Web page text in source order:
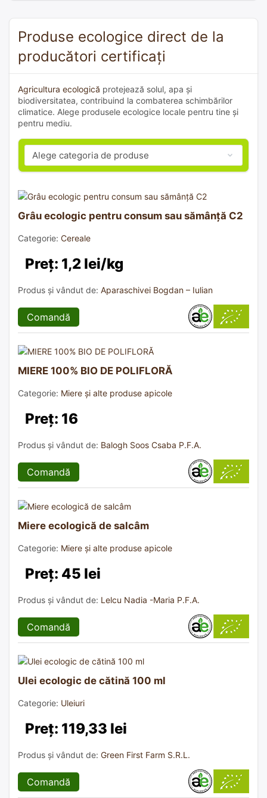
Produse ecologice direct de la
producători certificați
Agricultura ecologică protejează solul, apa și
biodiversitatea, contribuind la combaterea schimbărilor
climatice. Alege produsele ecologice locale pentru tine și
pentru mediu.
Grâu ecologic pentru consum sau sămânță C2
Categorie: Cereale
Preț: 1,2 lei/kg
Produs și vândut de: Aparaschivei Bogdan – Iulian
Comandă
MIERE 100% BIO DE POLIFLORĂ
Categorie: Miere și alte produse apicole
Preț: 16
Produs și vândut de: Balogh Soos Csaba P.F.A.
Comandă
Miere ecologică de salcâm
Categorie: Miere și alte produse apicole
Preț: 45 lei
Produs și vândut de: Lelcu Nadia -Maria P.F.A.
Comandă
Ulei ecologic de cătină 100 ml
Categorie: Uleiuri
Preț: 119,33 lei
Produs și vândut de: Green First Farm S.R.L.
Comandă